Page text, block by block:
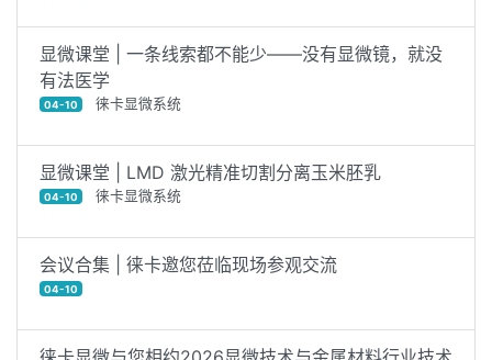
显微课堂 | 一条线索都不能少——没有显微镜，就没
有法医学
04-10 徕卡显微系统
显微课堂 | LMD 激光精准切割分离玉米胚乳
04-10 徕卡显微系统
会议合集 | 徕卡邀您莅临现场参观交流
04-10